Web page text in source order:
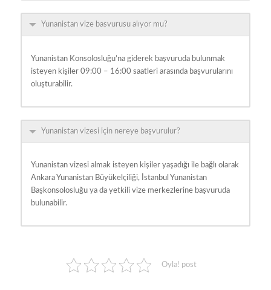
Yunanistan vize basvurusu alıyor mu?
Yunanistan Konsolosluğu’na giderek başvuruda bulunmak
isteyen kişiler 09:00 – 16:00 saatleri arasında başvurularını
oluşturabilir.
Yunanistan vizesi için nereye başvurulur?
Yunanistan vizesi almak isteyen kişiler yaşadığı ile bağlı olarak
Ankara Yunanistan Büyükelçiliği, İstanbul Yunanistan
Başkonsolosluğu ya da yetkili vize merkezlerine başvuruda
bulunabilir.
Oyla! post